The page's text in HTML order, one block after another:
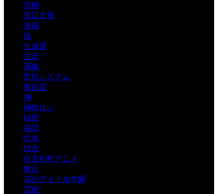
活動
渡辺文香
漫画
猫
生放送
生活
画像
監視システム
着信音
神
神崎ゆい
秘密
秘話
絵本
総合
自主制作アニメ
舞台
花のアイドル学園
芸能